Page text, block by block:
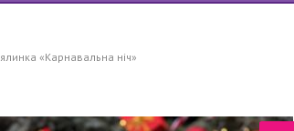
«Карнавальна ніч»